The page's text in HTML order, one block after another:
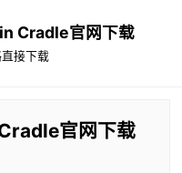
Cradle官网下载
直接下载
官网下载